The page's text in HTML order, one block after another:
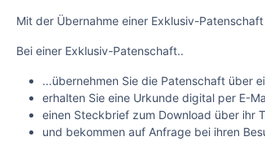
Mit der Übernahme einer Exklusiv-
Bei einer Exklusiv-Patenschaft..
...übernehmen Sie die Patenschaft über
erhalten Sie eine Urkunde digital per E-
einen Steckbrief zum Download über ihr
und bekommen auf Anfrage bei ihren